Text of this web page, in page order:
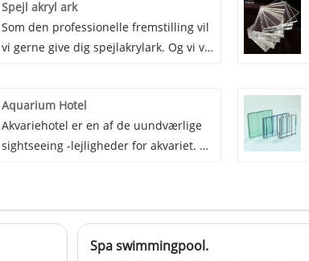
Spejl akryl ark
Som den professionelle fremstilling vil
vi gerne give dig spejlakrylark. Og vi vil
Aquarium Hotel
Akvariehotel er en af ​​de uundværlige
sightseeing -lejligheder for akvariet. På
verden, så folk kan blande sig med
fiskene i vandet. Det er sådan en
Spa swimmingpool.